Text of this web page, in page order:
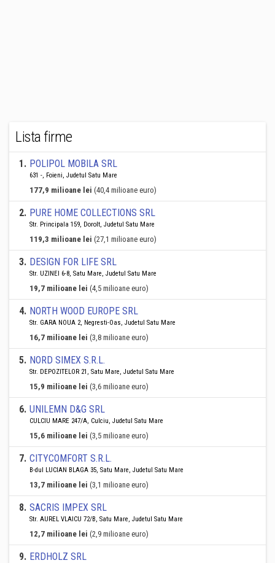
Lista firme
1. POLIPOL MOBILA SRL
631 -, Foieni, Judetul Satu Mare
177,9 milioane lei (40,4 milioane euro)
2. PURE HOME COLLECTIONS SRL
Str. Principala 159, Dorolt, Judetul Satu Mare
119,3 milioane lei (27,1 milioane euro)
3. DESIGN FOR LIFE SRL
Str. UZINEI 6-8, Satu Mare, Judetul Satu Mare
19,7 milioane lei (4,5 milioane euro)
4. NORTH WOOD EUROPE SRL
Str. GARA NOUA 2, Negresti-Oas, Judetul Satu Mare
16,7 milioane lei (3,8 milioane euro)
5. NORD SIMEX S.R.L.
Str. DEPOZITELOR 21, Satu Mare, Judetul Satu Mare
15,9 milioane lei (3,6 milioane euro)
6. UNILEMN D&G SRL
CULCIU MARE 247/A, Culciu, Judetul Satu Mare
15,6 milioane lei (3,5 milioane euro)
7. CITYCOMFORT S.R.L.
B-dul LUCIAN BLAGA 35, Satu Mare, Judetul Satu Mare
13,7 milioane lei (3,1 milioane euro)
8. SACRIS IMPEX SRL
Str. AUREL VLAICU 72/B, Satu Mare, Judetul Satu Mare
12,7 milioane lei (2,9 milioane euro)
9. ERDHOLZ SRL